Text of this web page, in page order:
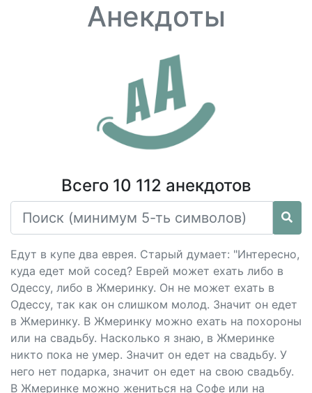
Анекдоты
Всего 10 112 анекдотов
Едут в купе два еврея. Старый думает: "Интересно,
куда едет мой сосед? Еврей может ехать либо в
Одессу, либо в Жмеринку. Он не может ехать в
Одессу, так как он слишком молод. Значит он едет
в Жмеринку. В Жмеринку можно ехать на похороны
или на свадьбу. Насколько я знаю, в Жмеринке
никто пока не умер. Значит он едет на свадьбу. У
него нет подарка, значит он едет на свою свадьбу.
В Жмеринке можно жениться на Софе или на